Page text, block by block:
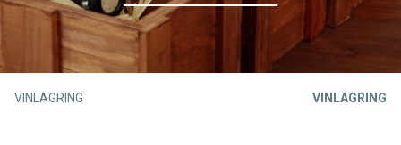
VINLAGRING VINLAGRING